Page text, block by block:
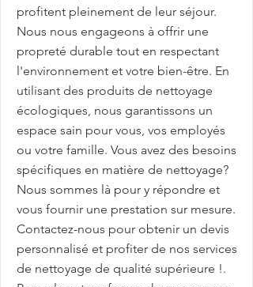
profitent pleinement de leur séjour.
Nous nous engageons à offrir une
propreté durable tout en respectant
l'environnement et votre bien-être. En
utilisant des produits de nettoyage
écologiques, nous garantissons un
espace sain pour vous, vos employés
ou votre famille. Vous avez des besoins
spécifiques en matière de nettoyage?
Nous sommes là pour y répondre et
vous fournir une prestation sur mesure.
Contactez-nous pour obtenir un devis
personnalisé et profiter de nos services
de nettoyage de qualité supérieure !.